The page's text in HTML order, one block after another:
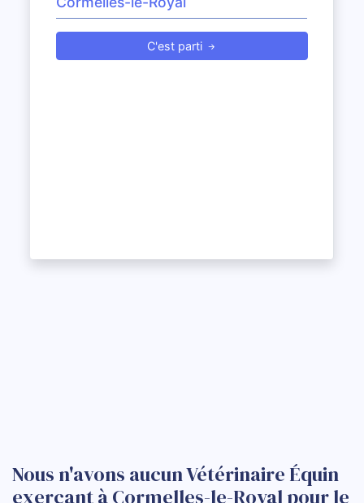
C'est parti
Nous n'avons aucun Vétérinaire Équin
exerçant à Cormelles-le-Royal pour le